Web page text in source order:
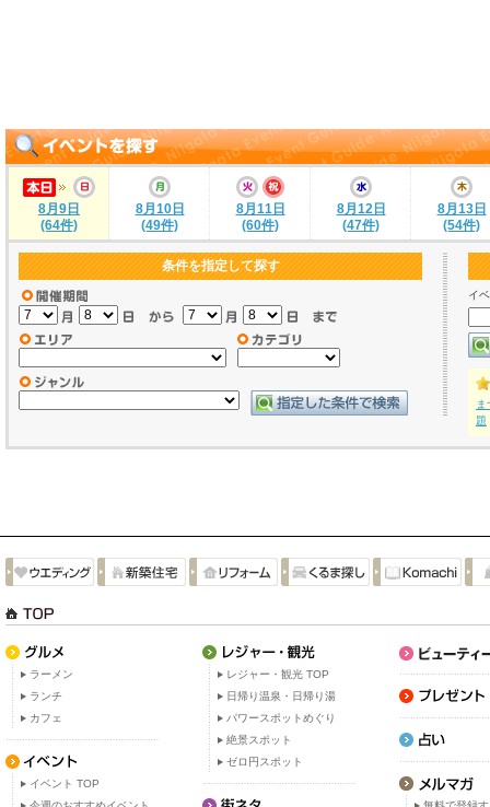
8月9日
(64件)
8月10日
(49件)
8月11日
(60件)
8月12日
(47件)
8月13日
(54件)
条件を指定して探す
イ
ま
題
ラーメン
ランチ
カフェ
イベント TOP
レジャー・観光 TOP
日帰り温泉・日帰り湯
パワースポットめぐり
絶景スポット
ゼロ円スポット